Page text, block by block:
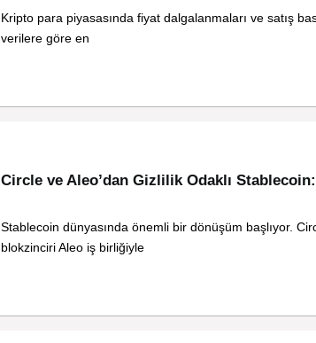
Kripto para piyasasında fiyat dalgalanmaları ve satış
verilere göre en
Circle ve Aleo’dan Gizlilik Odaklı
Stablecoin dünyasında önemli bir dönüşüm başlıyor.
blokzinciri Aleo iş birliğiyle